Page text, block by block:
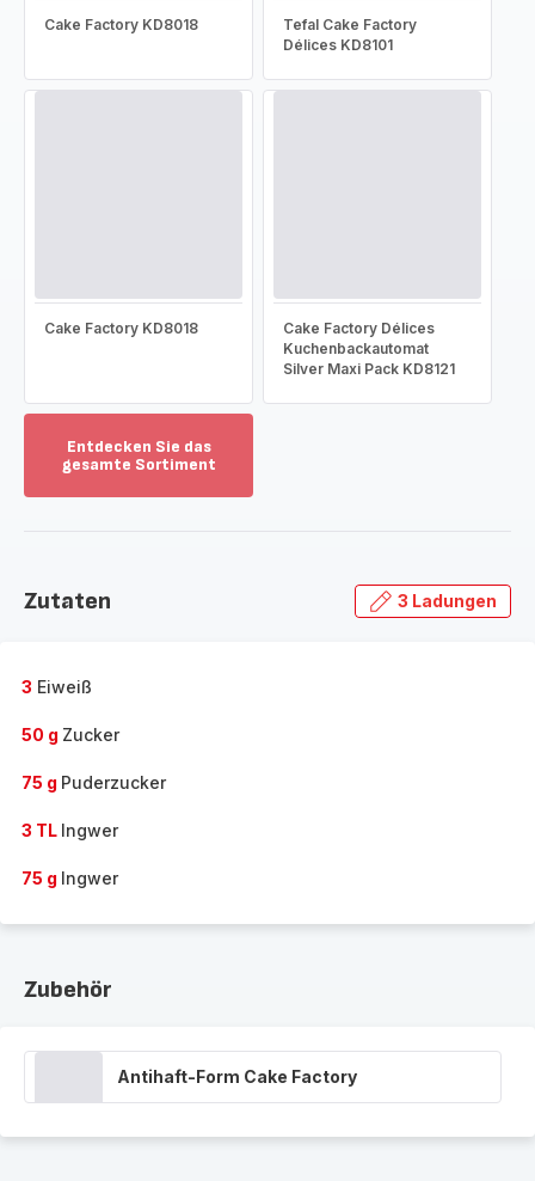
Cake Factory KD8018
Tefal Cake Factory
Délices KD8101
Cake Factory KD8018
Cake Factory Délices
Kuchenbackautomat
Silver Maxi Pack KD8121
Entdecken Sie das
gesamte Sortiment
das
Zutaten 3 Ladungen
3 Eiweiß
50 g Zucker
75 g Puderzucker
3 TL Ingwer
75 g Ingwer
Zubehör
Antihaft-Form Cake Factory